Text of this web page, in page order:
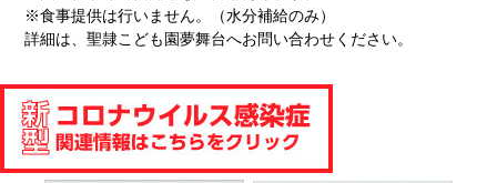
※食事提供は行いません。（水分補給のみ）
詳細は、聖隷こども園夢舞台へお問い合わせください。